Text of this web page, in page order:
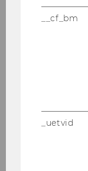
__cf_bm
_uetvid